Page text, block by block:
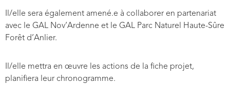
Il/elle sera également amené.e à collaborer en partenariat
avec le GAL Nov’Ardenne et le GAL Parc Naturel Haute-Sûre
Forêt d’Anlier.
Il/elle mettra en œuvre les actions de la fiche projet,
planifiera leur chronogramme.